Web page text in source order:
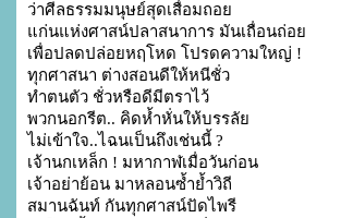
ว่าศีลธรรมมนุษย์สุดเสื่อมถอย
แก่นแห่งศาสน์ปลาสนาการ มันเถื่อนถ่อย
เพื่อปลดปล่อยหฤโหด โปรดความใหญ่ !
ทุกศาสนา ต่างสอนดีให้หนีชั่ว
ทำตนตัว ชั่วหรือดีมีตราไว้
พวกนอกรีต.. คิดห้ำหั่นให้บรรลัย
ไม่เข้าใจ..ไฉนเป็นถึงเช่นนี้ ?
เจ้านกเหล็ก ! มหากาฬเมื่อวันก่อน
เจ้าอย่าย้อน มาหลอนซ้ำย้ำวิถี
สมานฉันท์ กันทุกศาสน์ปัดไพรี